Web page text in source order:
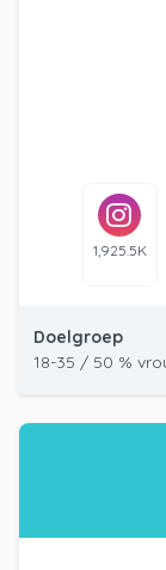
1,925.5K
Doelgroep
18-35 / 50 %